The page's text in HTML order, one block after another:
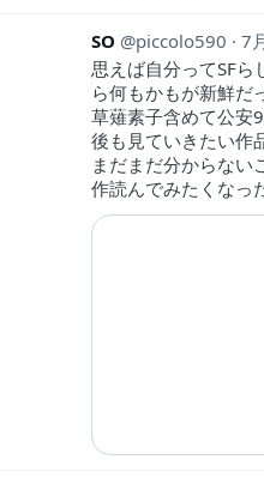
SO piccolo590
7
思えば自分ってSFら
ら何もかもが新鮮だ
草薙素子含めて公安
後も見ていきたい作
まだまだ分からない
作読んでみたくなっ